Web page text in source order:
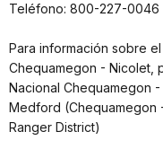
Teléfono: 800-227-0046
Para información sobre
Chequamegon - Nicolet,
Nacional Chequamegon
Medford (Chequamegon
Ranger District)